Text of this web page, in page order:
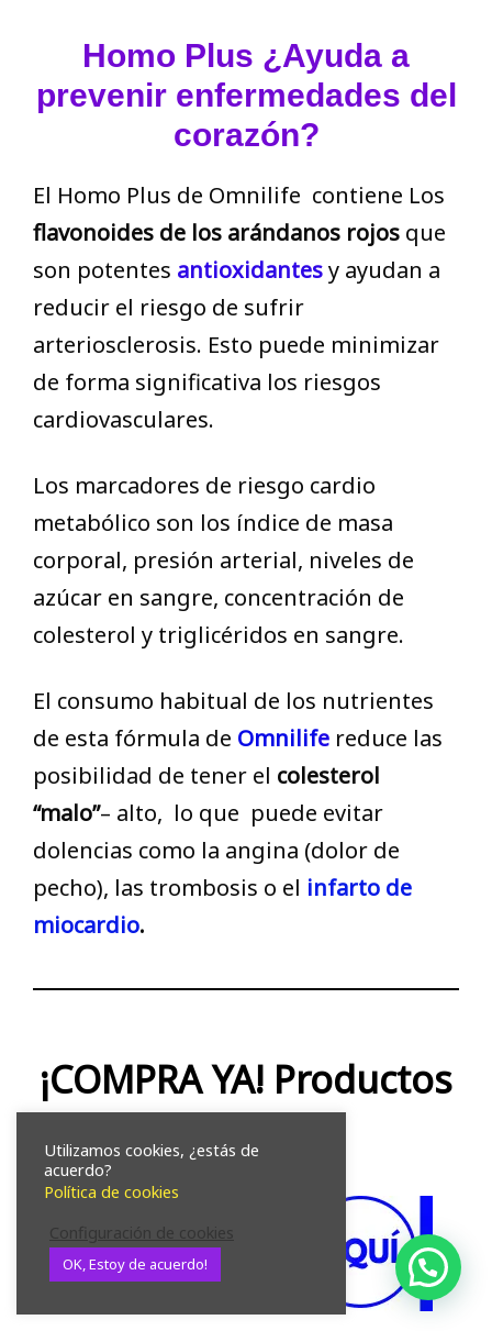
Homo Plus ¿Ayuda a
prevenir enfermedades del
corazón?
El Homo Plus de Omnilife contiene Los
flavonoides de los arándanos rojos que
son potentes antioxidantesy ayudan a
reducir el riesgo de sufrir
arteriosclerosis. Esto puede minimizar
de forma significativa los riesgos
cardiovasculares.
Los marcadores de riesgo cardio
metabólico son los índice de masa
corporal, presión arterial, niveles de
azúcar en sangre, concentración de
colesterol y triglicéridos en sangre.
El consumo habitual de los nutrientes
de esta fórmula de Omnilife reduce las
posibilidad de tener el colesterol
“malo”– alto, lo que puede evitar
dolencias como la angina (dolor de
pecho), las trombosis o el infarto de
miocardio.
¡COMPRA YA! Productos
Omnilife
Utilizamos cookies, ¿estás de
acuerdo?
Política de cookies
Configuración de cookies
OK, Estoy de acuerdo!